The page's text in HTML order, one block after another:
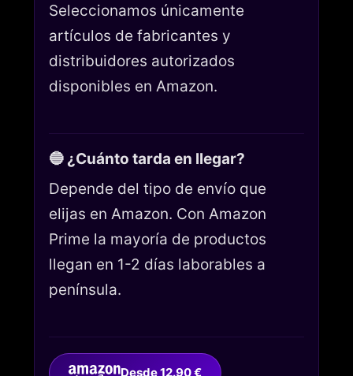
Seleccionamos únicamente
artículos de fabricantes y
distribuidores autorizados
disponibles en Amazon.
🔵 ¿Cuánto tarda en llegar?
Depende del tipo de envío que
elijas en Amazon. Con Amazon
Prime la mayoría de productos
llegan en 1-2 días laborables a
península.
Desde 12.90 €